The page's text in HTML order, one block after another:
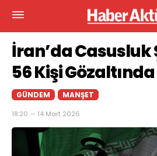
İran’da Casusluk
56 Kişi Gözaltında
GÜNDEM MANŞET
18:20 — 14 Mart 2026